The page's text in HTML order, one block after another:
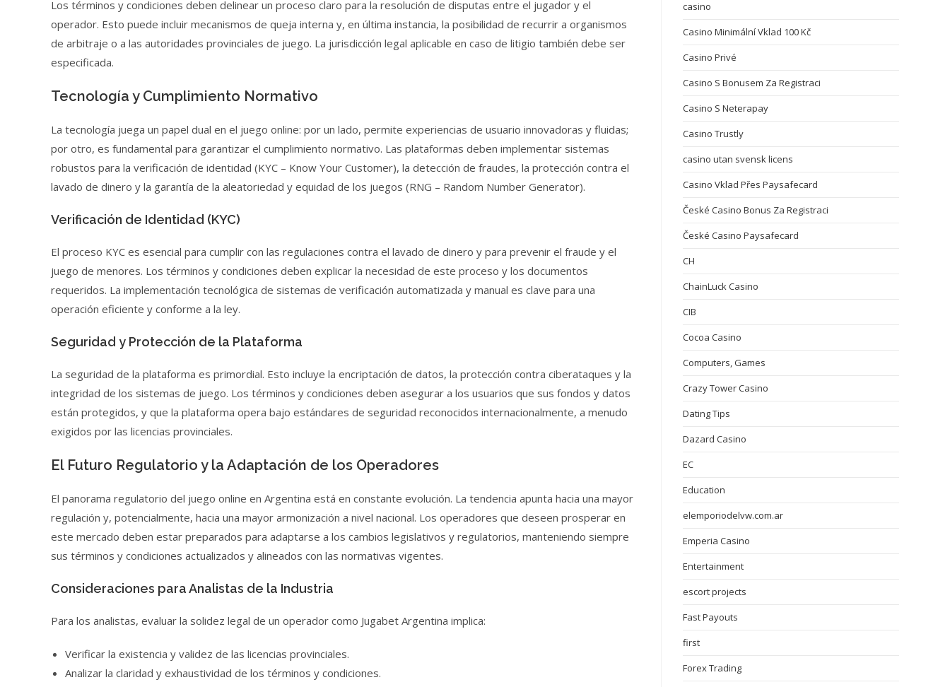
Los términos y condiciones deben delinear un proceso claro para la resolución de disputas entre el jugador y el
operador. Esto puede incluir mecanismos de queja interna y, en última instancia, la posibilidad de recurrir a organismos
de arbitraje o a las autoridades provinciales de juego. La jurisdicción legal aplicable en caso de litigio también debe ser
especificada.
Tecnología y Cumplimiento Normativo
La tecnología juega un papel dual en el juego online: por un lado, permite experiencias de usuario innovadoras y fluidas;
por otro, es fundamental para garantizar el cumplimiento normativo. Las plataformas deben implementar sistemas
robustos para la verificación de identidad (KYC – Know Your Customer), la detección de fraudes, la protección contra el
lavado de dinero y la garantía de la aleatoriedad y equidad de los juegos (RNG – Random Number Generator).
Verificación de Identidad (KYC)
El proceso KYC es esencial para cumplir con las regulaciones contra el lavado de dinero y para prevenir el fraude y el
juego de menores. Los términos y condiciones deben explicar la necesidad de este proceso y los documentos
requeridos. La implementación tecnológica de sistemas de verificación automatizada y manual es clave para una
operación eficiente y conforme a la ley.
Seguridad y Protección de la Plataforma
La seguridad de la plataforma es primordial. Esto incluye la encriptación de datos, la protección contra ciberataques y la
integridad de los sistemas de juego. Los términos y condiciones deben asegurar a los usuarios que sus fondos y datos
están protegidos, y que la plataforma opera bajo estándares de seguridad reconocidos internacionalmente, a menudo
exigidos por las licencias provinciales.
El Futuro Regulatorio y la Adaptación de los Operadores
El panorama regulatorio del juego online en Argentina está en constante evolución. La tendencia apunta hacia una mayor
regulación y, potencialmente, hacia una mayor armonización a nivel nacional. Los operadores que deseen prosperar en
este mercado deben estar preparados para adaptarse a los cambios legislativos y regulatorios, manteniendo siempre
sus términos y condiciones actualizados y alineados con las normativas vigentes.
Consideraciones para Analistas de la Industria
Para los analistas, evaluar la solidez legal de un operador como Jugabet Argentina implica:
Verificar la existencia y validez de las licencias provinciales.
Analizar la claridad y exhaustividad de los términos y condiciones.
casino
Casino Minimální Vklad 100 Kč
Casino Privé
Casino S Bonusem Za Registraci
Casino S Neterapay
Casino Trustly
casino utan svensk licens
Casino Vklad Přes Paysafecard
České Casino Bonus Za Registraci
České Casino Paysafecard
CH
ChainLuck Casino
CIB
Cocoa Casino
Computers, Games
Crazy Tower Сasino
Dating Tips
Dazard Casino
EC
Education
elemporiodelvw.com.ar
Emperia Casino
Entertainment
escort projects
Fast Payouts
first
Forex Trading